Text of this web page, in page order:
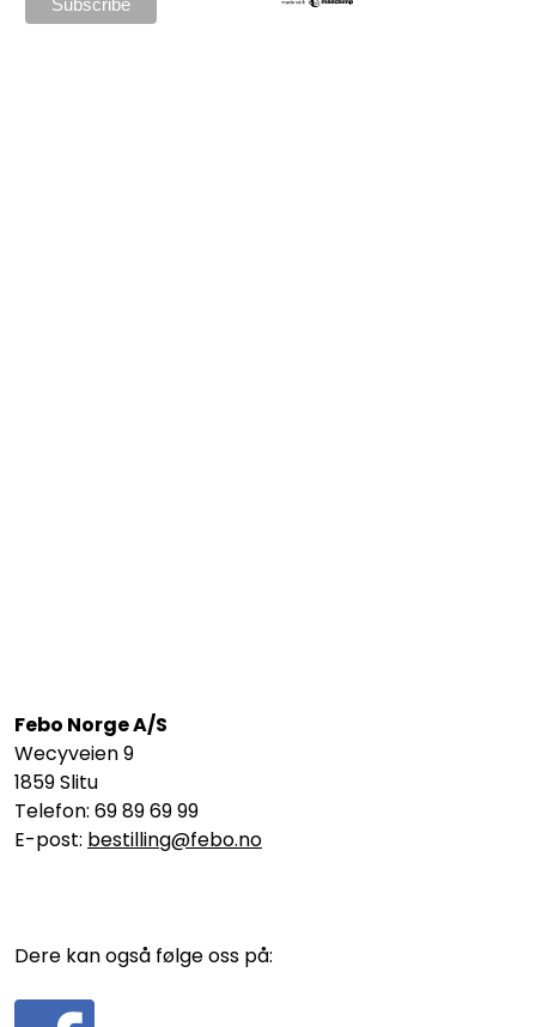
Febo Norge A/S
Wecyveien 9
1859 Slitu
Telefon: 69 89 69 99
E-post: bestilling@febo.no
Dere kan også følge oss på: